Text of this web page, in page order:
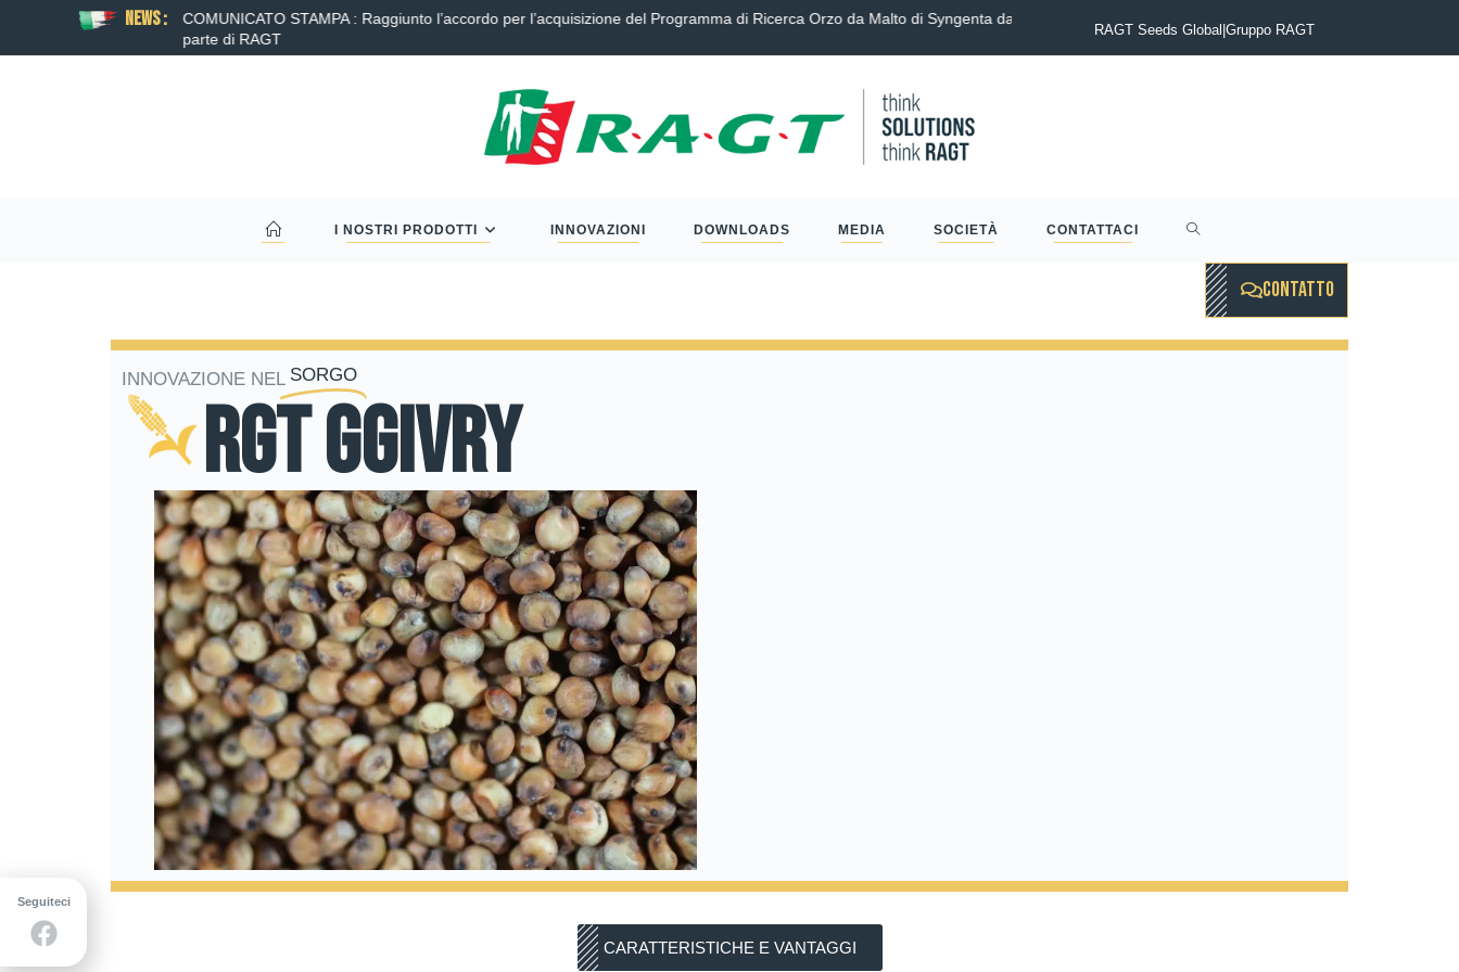
News :
distico di Syngenta da
COMUNICATO STAMPA : Raggiunto l’accordo per l’acquisizione del Programma di Ricerca Orzo da Malto di Syngenta da
parte di RAGT
COMUNICATO STAMPA : Gruppo RAGT annuncia il
RAGT Seeds Global|Gruppo RAGT
I NOSTRI PRODOTTI INNOVAZIONI DOWNLOADS MEDIA SOCIETÀ CONTATTACI
CONTATTO
INNOVAZIONE NEL SORGO
RGT GGIVRY
CARATTERISTICHE E VANTAGGI
Seguiteci